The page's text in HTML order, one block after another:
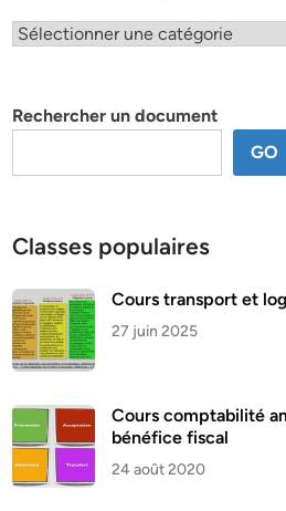
Classification
Rechercher un document
GO
Classes populaires
Cours transport et
27 juin 2025
Cours comptabilité
bénéfice fiscal
24 août 2020